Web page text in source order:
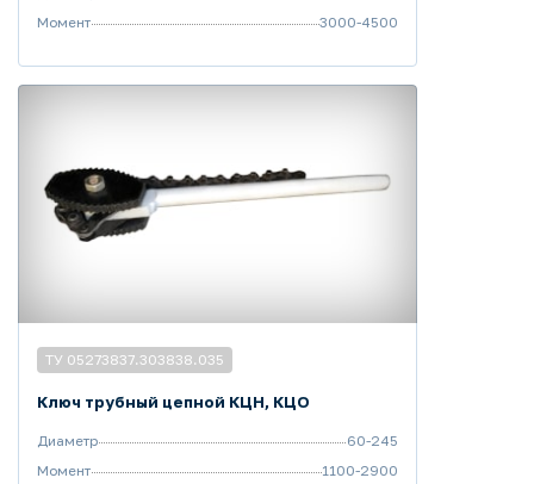
Момент
3000-4500
ТУ 05273837.303838.035
Ключ трубный цепной КЦН, КЦО
Диаметр
60-245
Момент
1100-2900